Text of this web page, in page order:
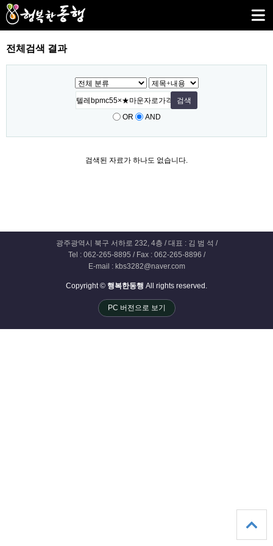
전체검색 결과
OR AND
검색된 자료가 하나도 없습니다.
광주광역시 북구 서하로 232, 4층 / 대표 : 김 범 석 /
Tel : 062-265-8895 / Fax : 062-265-8896 /
E-mail : kbs3282@naver.com
Copyright © 행복한동행 All rights reserved.
PC 버전으로 보기